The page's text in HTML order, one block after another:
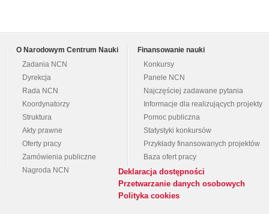
O Narodowym Centrum Nauki
Zadania NCN
Dyrekcja
Rada NCN
Koordynatorzy
Struktura
Akty prawne
Oferty pracy
Zamówienia publiczne
Nagroda NCN
Finansowanie nauki
Konkursy
Panele NCN
Najczęściej zadawane pytania
Informacje dla realizujących projekty
Pomoc publiczna
Statystyki konkursów
Przykłady finansowanych projektów
Baza ofert pracy
Deklaracja dostępności
Przetwarzanie danych osobowych
Polityka cookies